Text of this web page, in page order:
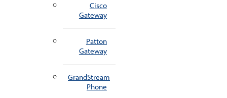
Cisco
Gateway
Patton
Gateway
GrandStream
Phone